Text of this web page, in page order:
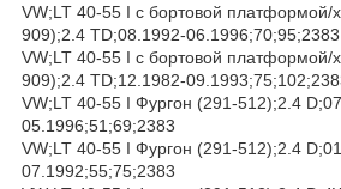
VW;LT 40-55 I c бортовой платформой/
909);2.4 TD;08.1992-06.1996;70;95;2383
VW;LT 40-55 I c бортовой платформой/
909);2.4 TD;12.1982-
VW;LT 40-55 I Фургон (291-512);2.4
05.1996;51;69;2383
VW;LT 40-55 I Фургон (291-512);2.4
07.1992;55;75;2383